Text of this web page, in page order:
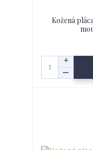
Kožená